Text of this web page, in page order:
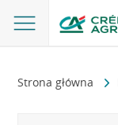
Strona główna